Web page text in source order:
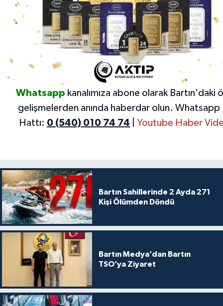
Whatsapp kanalımıza abone olarak Bartın'daki
gelişmelerden anında haberdar olun. Whatsapp
Hattı: 0 (540) 010 74 74 Youtube Haber
Bartın Sahillerinde 2 Ayda 271
Kişi Ölümden Döndü
Bartın Medya’dan Bartın
TSO’ya Ziyaret